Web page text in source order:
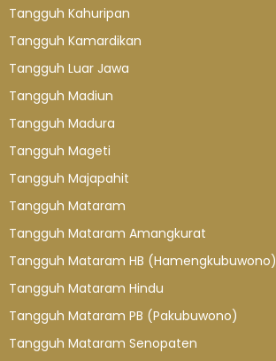
Tangguh Kahuripan
Tangguh Kamardikan
Tangguh Luar Jawa
Tangguh Madiun
Tangguh Madura
Tangguh Mageti
Tangguh Majapahit
Tangguh Mataram
Tangguh Mataram Amangkurat
Tangguh Mataram HB (Hamengkubuwono)
Tangguh Mataram Hindu
Tangguh Mataram PB (Pakubuwono)
Tangguh Mataram Senopaten